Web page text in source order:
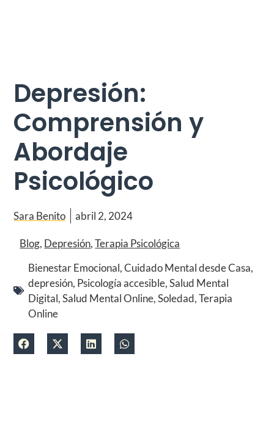
Depresión:
Comprensión y
Abordaje
Psicológico
Sara Benito abril 2, 2024
Blog, Depresión,Terapia Psicológica
Bienestar Emocional,Cuidado Mental desde Casa,
depresión, Psicología accesible,Salud Mental
Digital,Salud Mental Online,Soledad,Terapia
Online